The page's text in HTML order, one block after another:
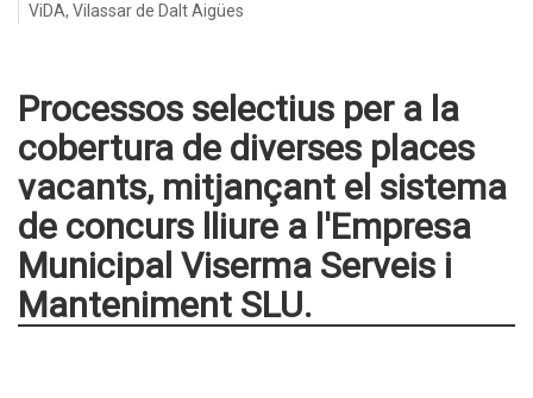
ViDA, Vilassar de Dalt Aigües
Processos selectius per a la
cobertura de diverses places
vacants, mitjançant el sistema
de concurs lliure a l'Empresa
Municipal Viserma Serveis i
Manteniment SLU.